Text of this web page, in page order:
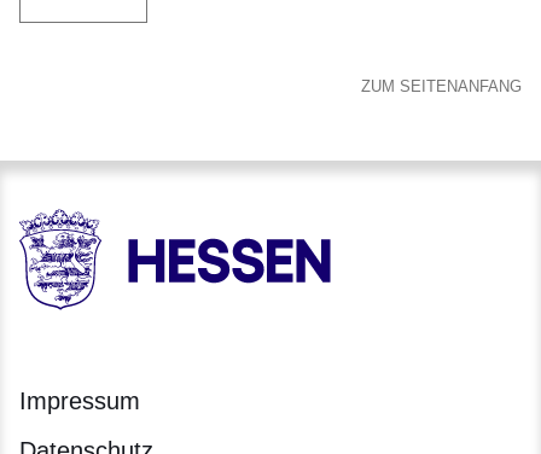
ZUM SEITENANFANG
HESSEN - Hessische Landesregierung
Impressum